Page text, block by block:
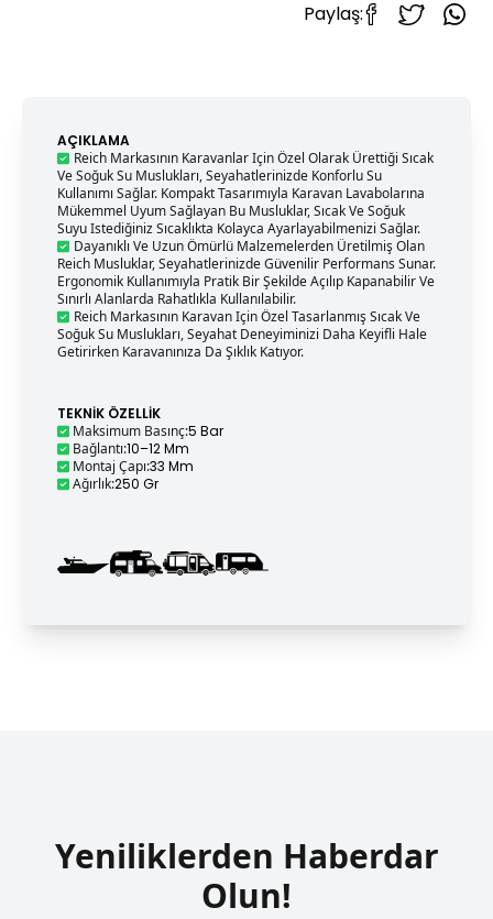
Paylaş:
AÇIKLAMA
Reich Markasının Karavanlar Için Özel Olarak Ürettiği Sıcak
Ve Soğuk Su Muslukları, Seyahatlerinizde Konforlu Su
Kullanımı Sağlar. Kompakt Tasarımıyla Karavan Lavabolarına
Mükemmel Uyum Sağlayan Bu Musluklar, Sıcak Ve Soğuk
Suyu Istediğiniz Sıcaklıkta Kolayca Ayarlayabilmenizi Sağlar.
Dayanıklı Ve Uzun Ömürlü Malzemelerden Üretilmiş Olan
Reich Musluklar, Seyahatlerinizde Güvenilir Performans Sunar.
Ergonomik Kullanımıyla Pratik Bir Şekilde Açılıp Kapanabilir Ve
Sınırlı Alanlarda Rahatlıkla Kullanılabilir.
Reich Markasının Karavan Için Özel Tasarlanmış Sıcak Ve
Soğuk Su Muslukları, Seyahat Deneyiminizi Daha Keyifli Hale
Getirirken Karavanınıza Da Şıklık Katıyor.
TEKNIK ÖZELLIK
Maksimum Basınç:5 Bar
Bağlantı:10–12 Mm
Montaj Çapı:33 Mm
Ağırlık:250 Gr
Yeniliklerden Haberdar
Olun!